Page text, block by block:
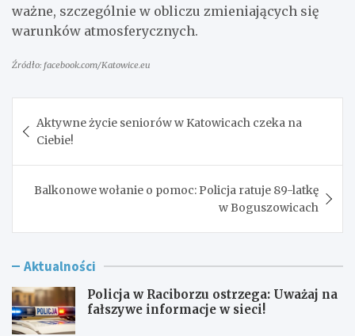
ważne, szczególnie w obliczu zmieniających się
warunków atmosferycznych.
Źródło: facebook.com/Katowice.eu
wpisu
Aktywne życie seniorów w Katowicach czeka na
Ciebie!
Balkonowe wołanie o pomoc: Policja ratuje 89-latkę
w Boguszowicach
Aktualności
Policja w Raciborzu ostrzega: Uważaj na
fałszywe informacje w sieci!